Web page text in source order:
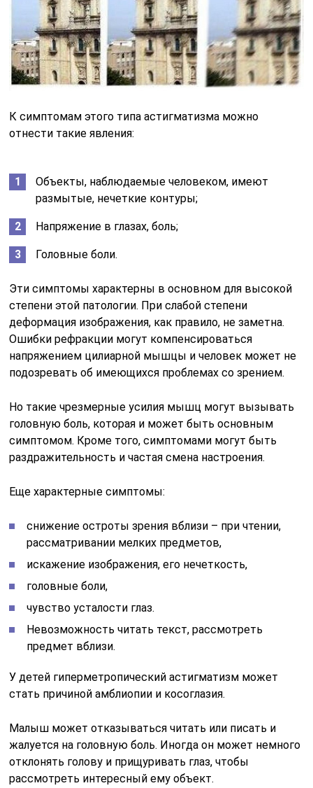
К симптомам этого типа астигматизма можно
отнести такие явления:
Объекты, наблюдаемые человеком, имеют
размытые, нечеткие контуры;
Напряжение в глазах, боль;
Головные боли.
Эти симптомы характерны в основном для высокой
степени этой патологии. При слабой степени
деформация изображения, как правило, не заметна.
Ошибки рефракции могут компенсироваться
напряжением цилиарной мышцы и человек может не
подозревать об имеющихся проблемах со зрением.
Но такие чрезмерные усилия мышц могут вызывать
головную боль, которая и может быть основным
симптомом. Кроме того, симптомами могут быть
раздражительность и частая смена настроения.
Еще характерные симптомы:
снижение остроты зрения вблизи – при чтении,
рассматривании мелких предметов,
искажение изображения, его нечеткость,
головные боли,
чувство усталости глаз.
Невозможность читать текст, рассмотреть
предмет вблизи.
У детей гиперметропический астигматизм может
стать причиной амблиопии и косоглазия.
Малыш может отказываться читать или писать и
жалуется на головную боль. Иногда он может немного
отклонять голову и прищуривать глаз, чтобы
рассмотреть интересный ему объект.